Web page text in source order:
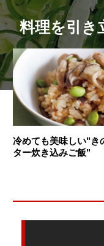
料理を引き
冷めても美味しい"き
ター炊き込みご飯"